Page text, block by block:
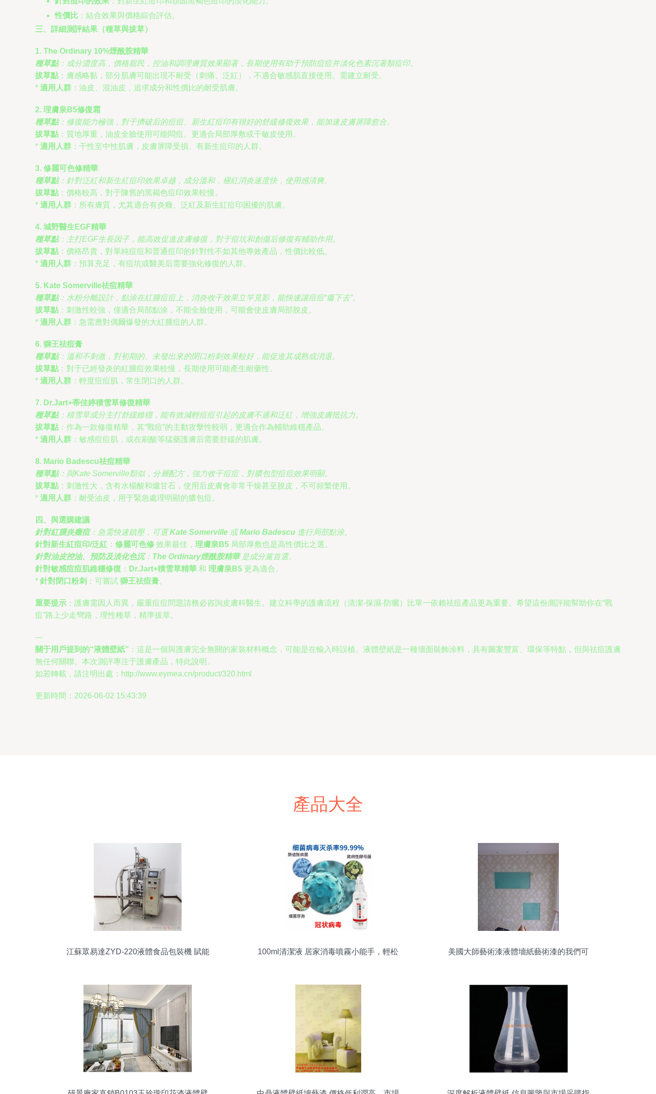
性價比 ：結合效果與價格綜合評估。
三、詳細測評結果（種草與拔草）
1. The Ordinary 10%煙酰胺精華
種草點：成分濃度高，價格親民，控油和調理膚質效果顯著，長期使用有助于預防痘痘并淡化色素沉著類痘印。
拔草點 ：膚感略黏，部分肌膚可能出現不耐受（刺痛、泛紅），不適合敏感肌直接使用。需建立耐受。
* 適用人群 ：油皮、混油皮，追求成分和性價比的耐受肌膚。
2. 理膚泉B5修復霜
種草點：修復能力極強，對于擠破后的痘痘、新生紅痘印有很好的舒緩修復效果，能加速皮膚屏障愈合。
拔草點 ：質地厚重，油皮全臉使用可能悶痘。更適合局部厚敷或干敏皮使用。
* 適用人群 ：干性至中性肌膚，皮膚屏障受損、有新生痘印的人群。
3. 修麗可色修精華
種草點：針對泛紅和新生紅痘印效果卓越，成分溫和，褪紅消炎速度快，使用感清爽。
拔草點 ：價格較高，對于陳舊的黑褐色痘印效果較慢。
* 適用人群 ：所有膚質，尤其適合有炎癥、泛紅及新生紅痘印困擾的肌膚。
4. 城野醫生EGF精華
種草點：主打EGF生長因子，能高效促進皮膚修復，對于痘坑和創傷后修復有輔助作用。
拔草點 ：價格昂貴，對單純痘痘和普通痘印的針對性不如其他專效產品，性價比較低。
* 適用人群 ：預算充足，有痘坑或醫美后需要強化修復的人群。
5. Kate Somerville祛痘精華
種草點：水粉分離設計，點涂在紅腫痘痘上，消炎收干效果立竿見影，能快速讓痘痘“癟下去”。
拔草點 ：刺激性較強，僅適合局部點涂，不能全臉使用，可能會使皮膚局部脫皮。
* 適用人群 ：急需應對偶爾爆發的大紅腫痘的人群。
6. 獅王祛痘膏
種草點：溫和不刺激，對初期的、未發出來的閉口粉刺效果較好，能促進其成熟或消退。
拔草點 ：對于已經發炎的紅腫痘效果較慢，長期使用可能產生耐藥性。
* 適用人群 ：輕度痘痘肌，常生閉口的人群。
7. Dr.Jart+蒂佳婷積雪草修復精華
種草點：積雪草成分主打舒緩維穩，能有效減輕痘痘引起的皮膚不適和泛紅，增強皮膚抵抗力。
拔草點 ：作為一款修復精華，其“戰痘”的主動攻擊性較弱，更適合作為輔助維穩產品。
* 適用人群 ：敏感痘痘肌，或在刷酸等猛藥護膚后需要舒緩的肌膚。
8. Mario Badescu祛痘精華
種草點：與Kate Somerville類似，分層配方，強力收干痘痘，對膿包型痘痘效果明顯。
拔草點 ：刺激性大，含有水楊酸和爐甘石，使用后皮膚會非常干燥甚至脫皮，不可頻繁使用。
* 適用人群 ：耐受油皮，用于緊急處理明顯的膿包痘。
四、與選購建議
針對紅腫炎癥痘：急需快速鎮壓，可選Kate Somerville 或Mario Badescu 進行局部點涂。
針對新生紅痘印/泛紅 ： 修麗可色修 效果最佳， 理膚泉B5 局部厚敷也是高性價比之選。
針對油皮控油、預防及淡化色沉： The Ordinary煙酰胺精華是成分黨首選。
針對敏感痘痘肌維穩修復 ： Dr.Jart+積雪草精華 和 理膚泉B5 更為適合。
* 針對閉口粉刺 ：可嘗試 獅王祛痘膏。
重要提示 ：護膚需因人而異，嚴重痘痘問題請務必咨詢皮膚科醫生。建立科學的護膚流程（清潔-保濕-防曬）比單一依賴祛痘產品更為重要。希望這份測評能幫助你在“戰
痘”路上少走彎路，理性種草，精準拔草。
---
關于用戶提到的“液體壁紙” ：這是一個與護膚完全無關的家裝材料概念，可能是在輸入時誤植。液體壁紙是一種墻面裝飾涂料，具有圖案豐富、環保等特點，但與祛痘護膚
無任何關聯。本次測評專注于護膚產品，特此說明。
如若轉載，請注明出處：http://www.eymea.cn/product/320.html
更新時間：2026-06-02 15:43:39
產品大全
江蘇眾易達ZYD-220液體食品包裝機 賦能
100ml清潔液 居家消毒噴霧小能手，輕松
美國大師藝術漆液體墻紙藝術漆的我們可